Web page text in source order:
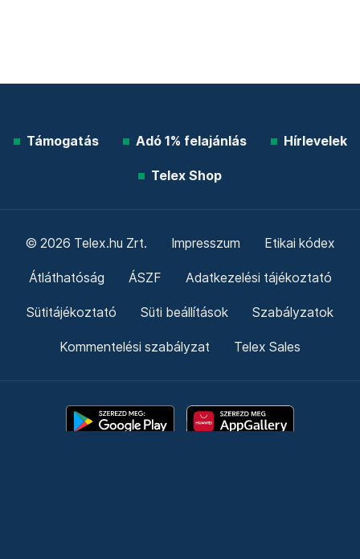
Támogatás Adó 1% felajánlás Hírlevelek
Telex Shop
© 2026 Telex.hu Zrt. Impresszum Etikai kódex
Átláthatóság ÁSZF Adatkezelési tájékoztató
Sütitájékoztató Süti beállítások Szabályzatok
Kommentelési szabályzat Telex Sales